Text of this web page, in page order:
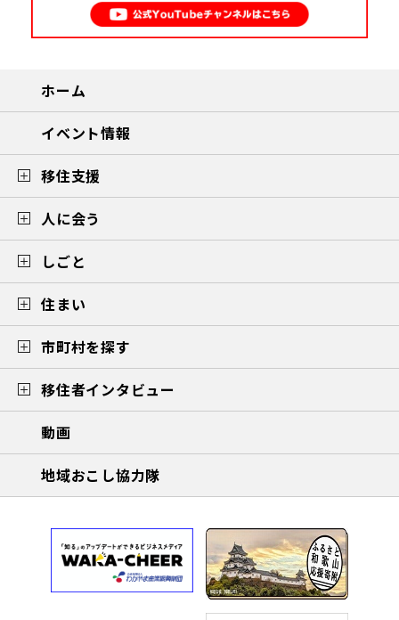
ホーム
イベント情報
移住支援
人に会う
しごと
住まい
市町村を探す
移住者インタビュー
動画
地域おこし協力隊